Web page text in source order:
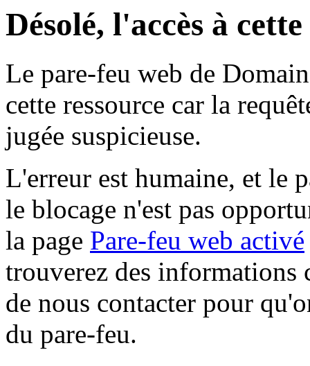
Désolé, l'accès à
Le pare-feu web de
cette ressource car la
jugée suspicieuse.
L'erreur est humaine, et le
le blocage n'est pas
la page Pare-feu web activé
trouverez des informations
de nous contacter pour
du pare-feu.